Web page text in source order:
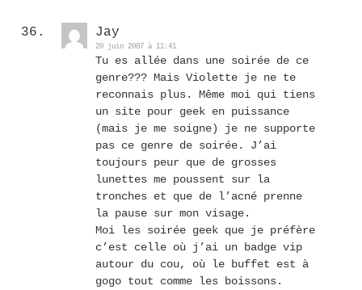
Jay
20 juin 2007 à 11:41
Tu es allée dans une soirée de ce
genre??? Mais Violette je ne te
reconnais plus. Même moi qui tiens
un site pour geek en puissance
(mais je me soigne) je ne supporte
pas ce genre de soirée. J’ai
toujours peur que de grosses
lunettes me poussent sur la
tronches et que de l’acné prenne
la pause sur mon visage.
Moi les soirée geek que je préfère
c’est celle où j’ai un badge vip
autour du cou, où le buffet est à
gogo tout comme les boissons.